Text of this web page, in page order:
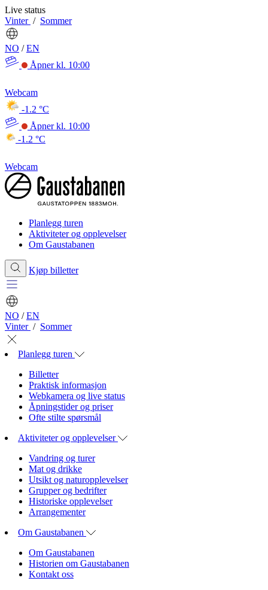
Live status
Vinter / Sommer
NO / EN
Åpner kl. 10:00
Webcam
-1.2 °C
Åpner kl. 10:00
-1.2 °C
Webcam
Planlegg turen
Aktiviteter og opplevelser
Om Gaustabanen
Kjøp billetter
NO / EN
Vinter / Sommer
Planlegg turen
Billetter
Praktisk informasjon
Webkamera og live status
Åpningstider og priser
Ofte stilte spørsmål
Aktiviteter og opplevelser
Vandring og turer
Mat og drikke
Utsikt og naturopplevelser
Grupper og bedrifter
Historiske opplevelser
Arrangementer
Om Gaustabanen
Om Gaustabanen
Historien om Gaustabanen
Kontakt oss